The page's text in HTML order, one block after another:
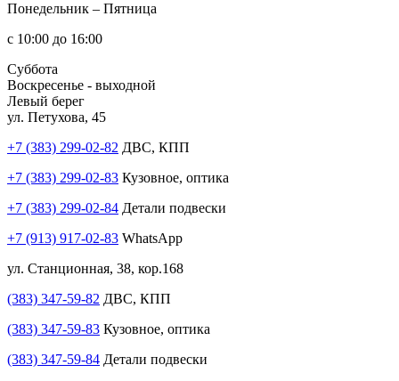
Понедельник – Пятница
с 10:00 до 16:00
Суббота
Воскресенье - выходной
Левый берег
ул. Петухова, 45
+7 (383) 299-02-82 ДВС, КПП
+7 (383) 299-02-83 Кузовное, оптика
+7 (383) 299-02-84 Детали подвески
+7 (913) 917-02-83 WhatsApp
ул. Станционная, 38, кор.168
(383) 347-59-82 ДВС, КПП
(383) 347-59-83 Кузовное, оптика
(383) 347-59-84 Детали подвески